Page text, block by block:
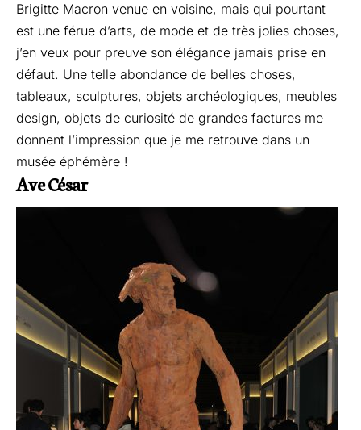
Brigitte Macron venue en voisine, mais qui pourtant
est une férue d’arts, de mode et de très jolies choses,
j’en veux pour preuve son élégance jamais prise en
défaut. Une telle abondance de belles choses,
tableaux, sculptures, objets archéologiques, meubles
design, objets de curiosité de grandes factures me
donnent l’impression que je me retrouve dans un
musée éphémère !
Ave César